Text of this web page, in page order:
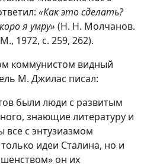
«Как это сделать?
я умру» (Н. Н. Молчанов.
1972, с. 259, 262).
коммунистом видный
М. Джилас писал:
были люди с развитым
знающие литературу и
с энтузиазмом
идеи Сталина, но и
он их